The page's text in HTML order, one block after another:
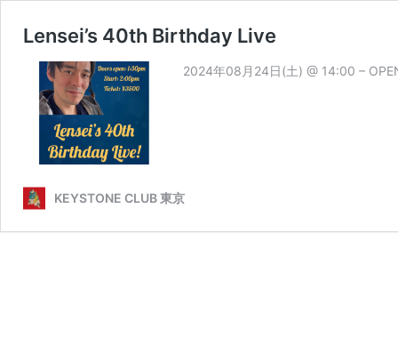
Lensei’s 40th Birthday Live
2024年08月24日(土) @ 14:00 –
KEYSTONE CLUB 東京